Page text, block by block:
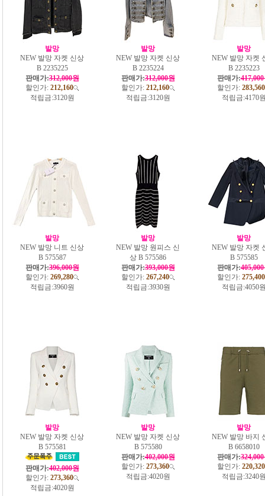
발망
NEW 발망 자켓 신상
B 2235225
판매가:312,000원
할인가: 212,160
적립금:3120원
발망
NEW 발망 자켓 신상
B 2235224
판매가:312,000원
할인가: 212,160
적립금:3120원
발망
NEW 발망 자켓
B 2235223
판매가:
할인가: 283,560
적립금:4170
발망
NEW 발망 니트 신상
B 575587
판매가:396,000원
할인가: 269,280
적립금:3960원
발망
NEW 발망 원피스 신
상 B 575586
판매가:393,000원
할인가: 267,240
적립금:3930원
발망
NEW 발망 자켓
B 575585
판매가:
할인가: 275,400
적립금:4050
발망
NEW 발망 자켓 신상
B 575581
판매가:402,000원
할인가: 273,360
적립금:4020원
발망
NEW 발망 자켓 신상
B 575580
판매가:402,000원
할인가: 273,360
적립금:4020원
발망
NEW 발망 바지
B 6658010
판매가:
할인가: 220,320
적립금:3240